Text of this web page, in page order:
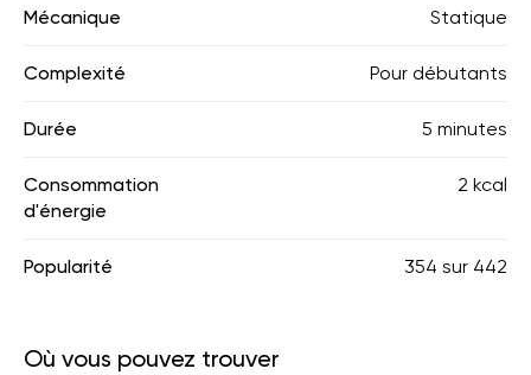
Mécanique Statique
Complexité Pour débutants
Durée 5 minutes
Consommation
d'énergie
2 kcal
Popularité 354 sur 442
Où vous pouvez trouver